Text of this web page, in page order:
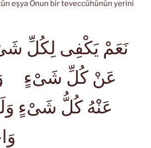
eşya Onun bir teveccühünün yerini
نَعَمْ يَكْفِى لِكُلِّ
عَنْ كُلِّ شَىْءٍ
عَنْهُ كُلُّ شَىْءٍ